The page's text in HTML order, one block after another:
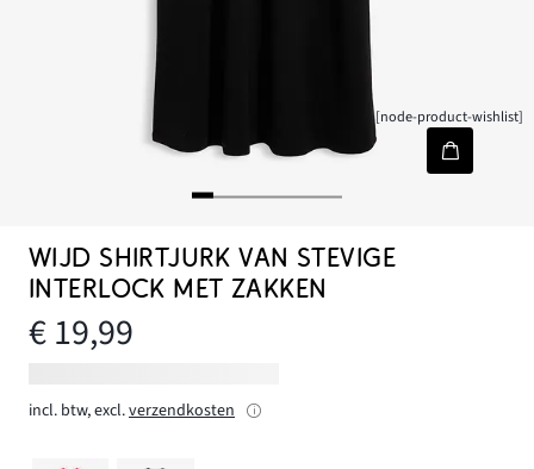
[node-product-wishlist]
WIJD SHIRTJURK VAN STEVIGE
INTERLOCK MET ZAKKEN
€ 19,99
incl. btw, excl.verzendkosten